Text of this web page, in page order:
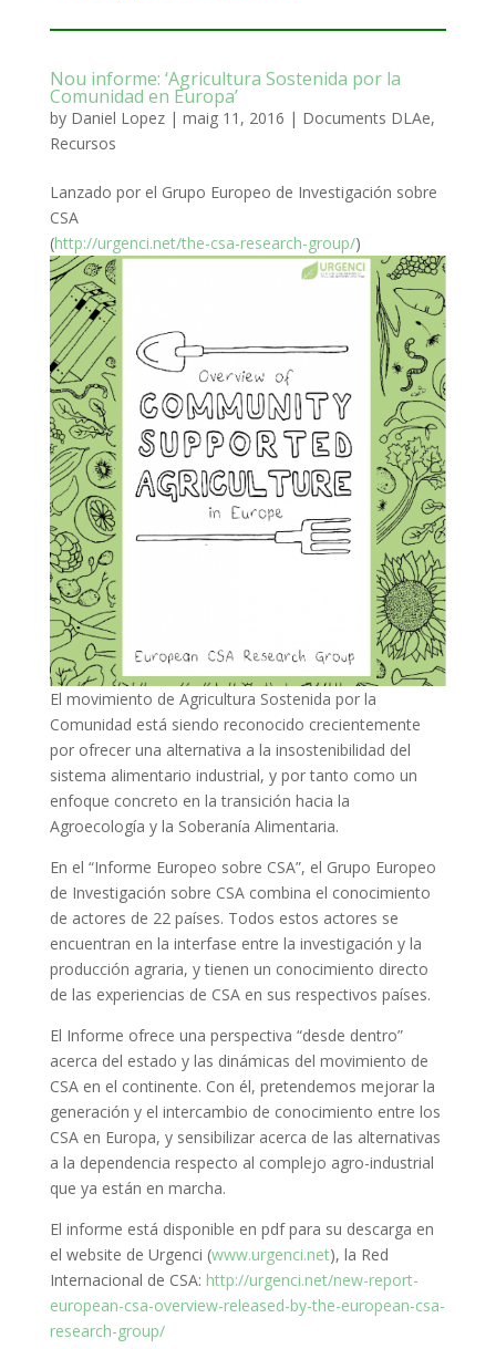
Nou informe: ‘Agricultura Sostenida por la
Comunidad en Europa’
by Daniel Lopez| maig 11, 2016 | Documents DLAe,
Recursos
Lanzado por el Grupo Europeo de Investigación sobre
CSA
(http://urgenci.net/the-csa-research-group/)
El movimiento de Agricultura Sostenida por la
Comunidad está siendo reconocido crecientemente
por ofrecer una alternativa a la insostenibilidad del
sistema alimentario industrial, y por tanto como un
enfoque concreto en la transición hacia la
Agroecología y la Soberanía Alimentaria.
En el “Informe Europeo sobre CSA”, el Grupo Europeo
de Investigación sobre CSA combina el conocimiento
de actores de 22 países. Todos estos actores se
encuentran en la interfase entre la investigación y la
producción agraria, y tienen un conocimiento directo
de las experiencias de CSA en sus respectivos países.
El Informe ofrece una perspectiva “desde dentro”
acerca del estado y las dinámicas del movimiento de
CSA en el continente. Con él, pretendemos mejorar la
generación y el intercambio de conocimiento entre los
CSA en Europa, y sensibilizar acerca de las alternativas
a la dependencia respecto al complejo agro-industrial
que ya están en marcha.
El informe está disponible en pdf para su descarga en
el website de Urgenci (www.urgenci.net), la Red
Internacional de CSA: http://urgenci.net/new-report-
european-csa-overview-released-by-the-european-csa-
research-group/